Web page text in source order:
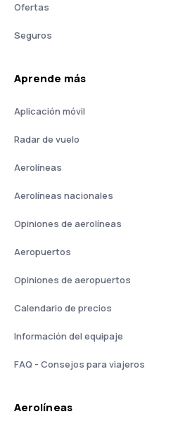
Ofertas
Seguros
Aprende más
Aplicación móvil
Radar de vuelo
Aerolíneas
Aerolíneas nacionales
Opiniones de aerolíneas
Aeropuertos
Opiniones de aeropuertos
Calendario de precios
Información del equipaje
FAQ - Consejos para viajeros
Aerolíneas